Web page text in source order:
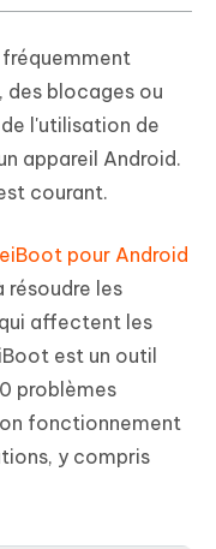
des blocages ou
l'utilisation de
appareil Android.
courant.
pour Android
résoudre les
affectent les
est un outil
problèmes
fonctionnement
y compris